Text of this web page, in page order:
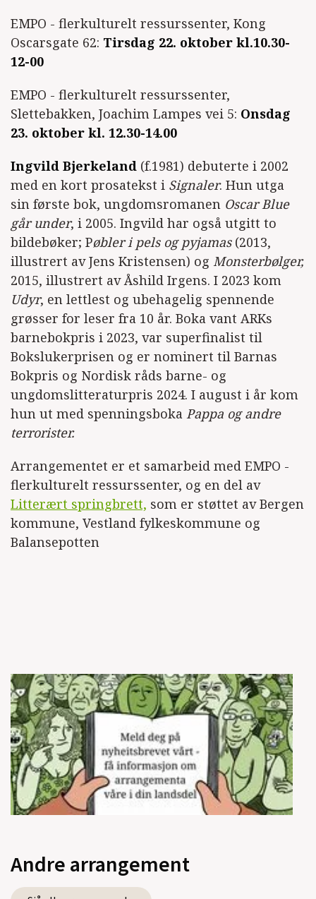
EMPO - flerkulturelt ressurssenter, Kong
Oscarsgate 62: Tirsdag 22. oktober kl.10.30-
12-00
EMPO - flerkulturelt ressurssenter,
Slettebakken, Joachim Lampes vei 5: Onsdag
23. oktober kl. 12.30-14.00
Ingvild Bjerkeland (f.1981) debuterte i 2002
med en kort prosatekst i Signaler. Hun utga
sin første bok, ungdomsromanen Oscar Blue
går under, i 2005. Ingvild har også utgitt to
bildebøker; Pøbler i pels og pyjamas(2013,
illustrert av Jens Kristensen) og Monsterbølger,
2015, illustrert av Åshild Irgens. I 2023 kom
Udyr, en lettlest og ubehagelig spennende
grøsser for leser fra 10 år. Boka vant ARKs
barnebokpris i 2023, var superfinalist til
Bokslukerprisen og er nominert til Barnas
Bokpris og Nordisk råds barne- og
ungdomslitteraturpris 2024. I august i år kom
hun ut med spenningsboka Pappa og andre
terrorister.
Arrangementet er et samarbeid med EMPO -
flerkulturelt ressurssenter, og en del av
Litterært springbrett, som er støttet av Bergen
kommune, Vestland fylkeskommune og
Balansepotten
Andre arrangement